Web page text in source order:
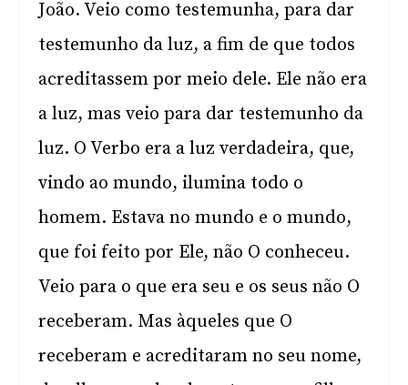
João. Veio como testemunha, para dar
testemunho da luz, a fim de que todos
acreditassem por meio dele. Ele não era
a luz, mas veio para dar testemunho da
luz. O Verbo era a luz verdadeira, que,
vindo ao mundo, ilumina todo o
homem. Estava no mundo e o mundo,
que foi feito por Ele, não O conheceu.
Veio para o que era seu e os seus não O
receberam. Mas àqueles que O
receberam e acreditaram no seu nome,